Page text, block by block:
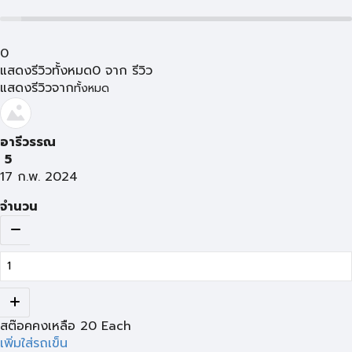
0
แสดงรีวิวทั้งหมด0 จาก รีวิว
แสดงรีวิวจากทั้งหมด
อารีวรรณ
5
17 ก.พ. 2024
จำนวน
สต๊อคคงเหลือ 20 Each
เพิ่มใส่รถเข็น